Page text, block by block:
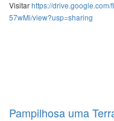
Visitarhttps://
57wMi/view?usp=sharing
Pampilhosa uma